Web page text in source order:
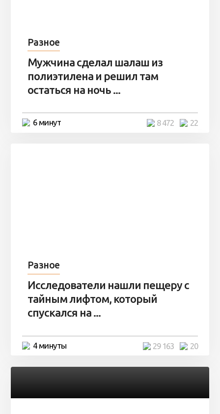
Разное
Мужчина сделал шалаш из
полиэтилена и решил там
остаться на ночь ...
6 минут 22
8 472
Разное
Исследователи нашли пещеру с
тайным лифтом, который
спускался на ...
4 минуты 20
29 163